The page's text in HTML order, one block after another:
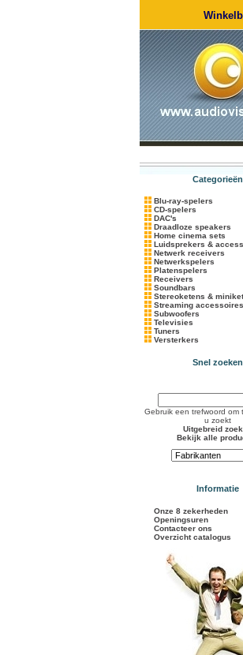
Categorieën
Blu-ray-spelers
CD-spelers
DAC's
Draadloze speakers
Home cinema sets
Luidsprekers &
Netwerk receivers
Netwerkspelers
Platenspelers
Receivers
Soundbars
Stereoketens &
Streaming accessoires
Subwoofers
Televisies
Tuners
Versterkers
Snel zoeken
Gebruik een trefwoord om
u zoekt
Uitgebreid
Bekijk alle
Informatie
Onze 8 zekerheden
Openingsuren
Contacteer ons
Overzicht catalogus